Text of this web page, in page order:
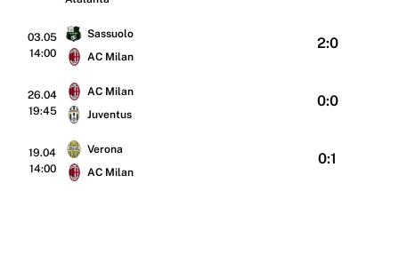
03.05
14:00
Sassuolo
AC Milan
2:0
26.04
19:45
AC Milan
Juventus
0:0
19.04
14:00
Verona
AC Milan
0:1